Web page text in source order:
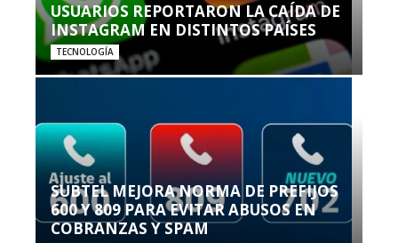
USUARIOS REPORTARON LA CAÍDA DE
INSTAGRAM EN DISTINTOS PAÍSES
TECNOLOGÍA
SUBTEL MEJORA NORMA DE PREFIJOS
600 Y 809 PARA EVITAR ABUSOS EN
COBRANZAS Y SPAM